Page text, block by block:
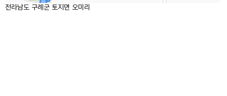
전라남도 구례군 토지면 오미리